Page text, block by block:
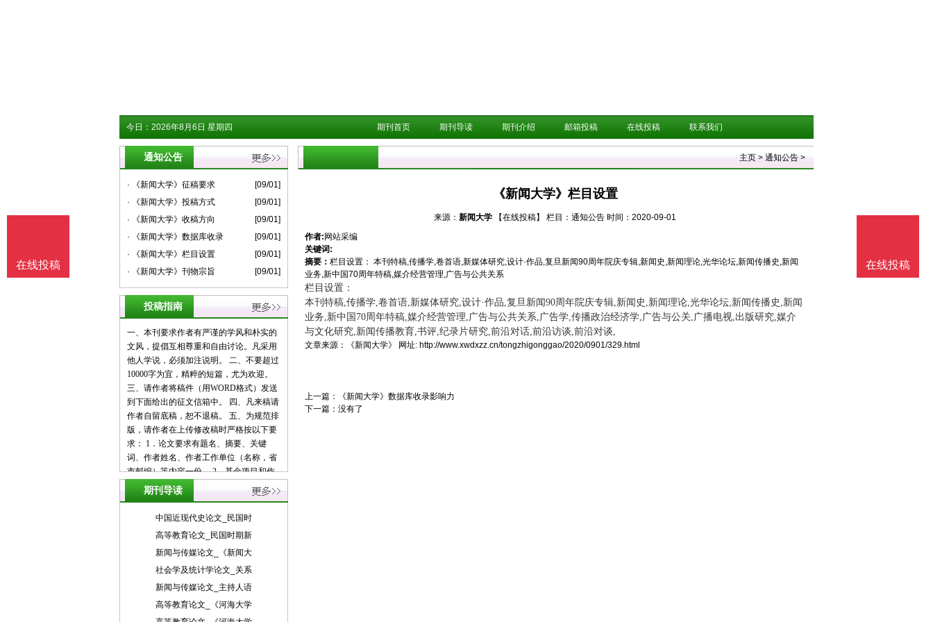
今日： 2026年8月6日 星期四 期刊首页 期刊导读 期刊介绍 邮箱投稿 在线投稿 联系我们
通知公告
· 《新闻大学》征稿要求
[09/01]
· 《新闻大学》投稿方式
[09/01]
· 《新闻大学》收稿方向
[09/01]
· 《新闻大学》数据库收录
[09/01]
· 《新闻大学》栏目设置
[09/01]
· 《新闻大学》刊物宗旨
[09/01]
投稿指南
一、本刊要求作者有严谨的学风和朴实的
文风，提倡互相尊重和自由讨论。凡采用
他人学说，必须加注说明。 二、不要超过
10000字为宜，精粹的短篇，尤为欢迎。
三、请作者将稿件（用WORD格式）发送
到下面给出的征文信箱中。 四、凡来稿请
作者自留底稿，恕不退稿。 五、为规范排
版，请作者在上传修改稿时严格按以下要
求： 1．论文要求有题名、摘要、关键
词、作者姓名、作者工作单位（名称，省
市邮编）等内容一份。 2．基金项目和作
者简介按下列格式： 基金项目：项目名称
（编号） 作者简介：姓名（出生年－），
性别，民族（汉族可省略），籍贯，职
言部分和正文部分，正文部分用阿拉伯数
字分级编号法，一般用两级。插图下方应
注明图序和图名。表格应采用三线表，表
格上方应注明表序和表名。 4．参考文献
主要的、发表在正式出版物上的文献。其
期刊导读
中国近现代史论文_民国时
高等教育论文_民国时期新
新闻与传媒论文_《新闻大
社会学及统计学论文_关系
新闻与传媒论文_主持人语
高等教育论文_《河海大学
主页 > 通知公告 >
《新闻大学》栏目设置
来源： 新闻大学 【在线投稿】 栏目： 通知公告 时间：2020-09-01
作者: 网站采编
关键词:
摘要： 栏目设置： 本刊特稿,传播学,卷首语,新媒体研究,设计·作品,复旦新闻90周年院庆专辑,新闻史,新闻理论,光华论坛,新闻传播史,新闻
业务,新中国70周年特稿,媒介经营管理,广告与公共关系
栏目设置：
本刊特稿,传播学,卷首语,新媒体研究,设计·作品,复旦新闻90周年院庆专辑,新闻史,新闻理论,光华论坛,新闻传播史,新闻
业务,新中国70周年特稿,媒介经营管理,广告与公共关系,广告学,传播政治经济学,广告与公关,广播电视,出版研究,媒介
与文化研究,新闻传播教育,书评,纪录片研究,前沿对话,前沿访谈,前沿对谈,
文章来源： 《新闻大学》 网址: http://www.xwdxzz.cn/tongzhigonggao/2020/0901/329.html
上一篇：
《新闻大学》数据库收录影响力
下一篇：没有了
在线投稿
在线投稿